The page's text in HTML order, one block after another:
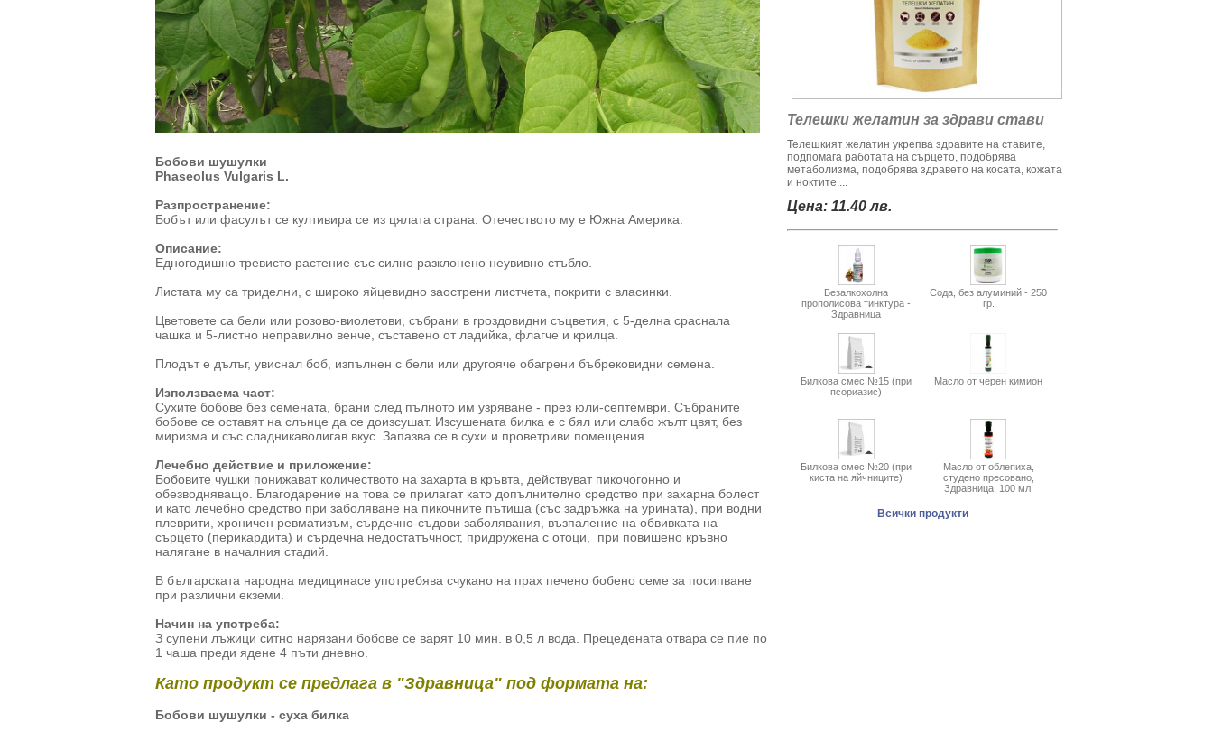
Бобови шушулки
Phaseolus Vulgaris L.
Разпространение:
Бобът или фасулът се култивира се из цялата страна. Отечеството му е Южна Америка.
Описание:
Едногодишно тревисто растение със силно разклонено неувивно стъбло.
Листата му са триделни, с широко яйцевидно заострени листчета, покрити с власинки.
Цветовете са бели или розово-виолетови, събрани в гроздовидни съцветия, с 5-делна сраснала
чашка и 5-листно неправилно венче, съставено от ладийка, флагче и крилца.
Плодът е дълъг, увиснал боб, изпълнен с бели или другояче обагрени бъбрековидни семена.
Използваема част:
Сухите бобове без семената, брани след пълното им узряване - през юли-септември. Събраните
бобове се оставят на слънце да се доизсушат. Изсушената билка е с бял или слабо жълт цвят, без
миризма и със сладникаволигав вкус. Запазва се в сухи и проветриви помещения.
Лечебно действие и приложение:
Бобовите чушки понижават количеството на захарта в кръвта, действуват пикочогонно и
обезводняващо. Благодарение на това се прилагат като допълнително средство при захарна болест
и като лечебно средство при заболяване на пикочните пътища (със задръжка на урината), при водни
плеврити, хроничен ревматизъм, сърдечно-съдови заболявания, възпаление на обвивката на
сърцето (перикардита) и сърдечна недостатъчност, придружена с отоци, при повишено кръвно
налягане в началния стадий.
В българската народна медицинасе употребява счукано на прах печено бобено семе за посипване
при различни екземи.
Начин на употреба:
З супени лъжици ситно нарязани бобове се варят 10 мин. в 0,5 л вода. Прецедената отвара се пие по
1 чаша преди ядене 4 пъти дневно.
Като продукт се предлага в "Здравница" под формата на:
Бобови шушулки - суха билка
Телешки желатин за здрави стави
Телешкият желатин укрепва здравите на ставите,
подпомага работата на сърцето, подобрява
метаболизма, подобрява здравето на косата, кожата
и ноктите....
Цена: 11.40 лв.
Безалкохолна
прополисова тинктура -
Здравница
Сода, без алуминий - 250
гр.
Билкова смес №15 (при
псориазис)
Масло от черен кимион
Билкова смес №20 (при
киста на яйчниците)
Масло от облепиха,
студено пресовано,
Здравница, 100 мл.
Всички продукти